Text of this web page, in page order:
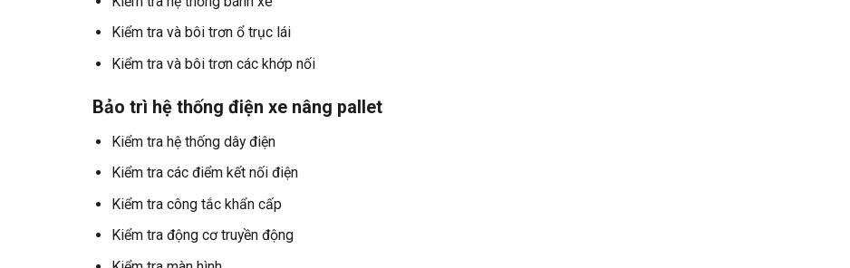
Kiểm tra và bôi trơn ổ trục lái
Kiểm tra và bôi trơn các khớp nối
Bảo trì hệ thống điện xe nâng pallet
Kiểm tra hệ thống dây điện
Kiểm tra các điểm kết nối điện
Kiểm tra công tắc khẩn cấp
Kiểm tra động cơ truyền động